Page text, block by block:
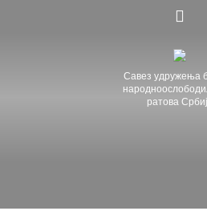
Савез удружења
ратова